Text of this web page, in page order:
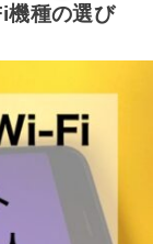
機種の選び